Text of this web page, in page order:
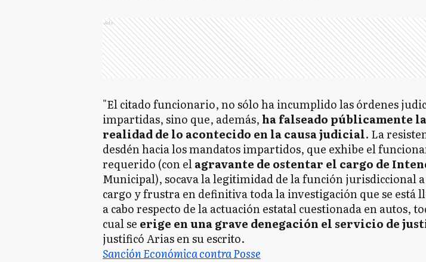
Ads
"El citado funcionario, no sólo ha incumplido las órdenes
impartidas, sino que, además, ha falseado públicamente la
realidad de lo acontecido en la causa judicial. La
desdén hacia los mandatos impartidos, que exhibe el
requerido (con elagravante de ostentar el cargo de
Municipal), socava la legitimidad de la función jurisdiccional
cargo y frustra en definitiva toda la investigación que se está
a cabo respecto de la actuación estatal cuestionada en autos,
cual se erige en una grave denegación el servicio de
justificó Arias en su escrito.
Sanción Económica contra Posse